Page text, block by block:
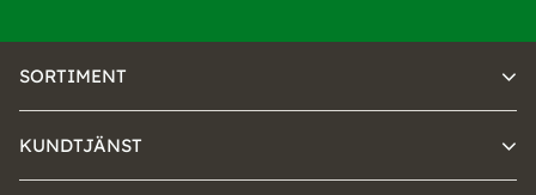
SORTIMENT
KUNDTJÄNST